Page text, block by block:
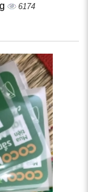
6174